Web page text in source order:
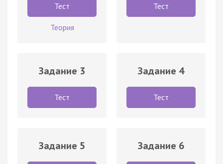
Тест
Теория
Тест
Задание 3
Тест
Задание 4
Тест
Задание 5 Задание 6